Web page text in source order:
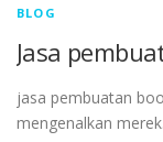
BLOG
Jasa
jasa pembuatan
mengenalkan